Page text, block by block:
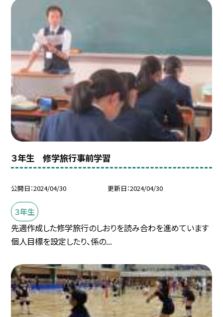
３年生 修学旅行事前学習
公開日 2024/04/30 更新日 2024/04/30
３年生
先週作成した修学旅行のしおりを読み合わを進めています
個人目標を設定したり、係の...